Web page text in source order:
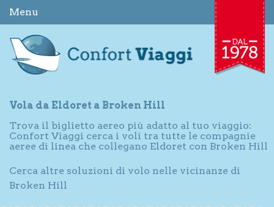
Menu
Vola da Eldoret a Broken Hill
Trova il biglietto aereo più adatto al tuo viaggio:
Confort Viaggi cerca i voli tra tutte le compagnie
aeree di linea che collegano Eldoret con Broken Hill
Cerca altre soluzioni di volo nelle vicinanze di
Broken Hill